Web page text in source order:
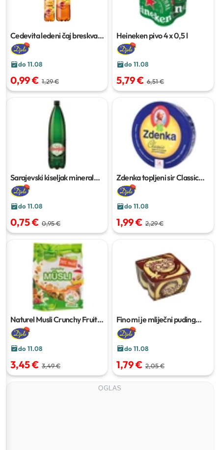
Cedevita ledeni čaj breskva-
limun0,5 l
do 11.08
0,99 € 1,29 €
Heineken pivo4 x 0,5 l
do 11.08
5,79 € 6,51 €
Sarajevski kiseljak mineralna
gazirana voda
do 11.08
0,75 € 0,95 €
Zdenka topljeni sir Classic
140 g
do 11.08
1,99 € 2,29 €
Naturel Musli Crunchy Fruit
Classic
do 11.08
3,45 € 3,49 €
Fino mi je mliječni puding
Choco Loco
do 11.08
1,79 € 2,05 €
OGLAS